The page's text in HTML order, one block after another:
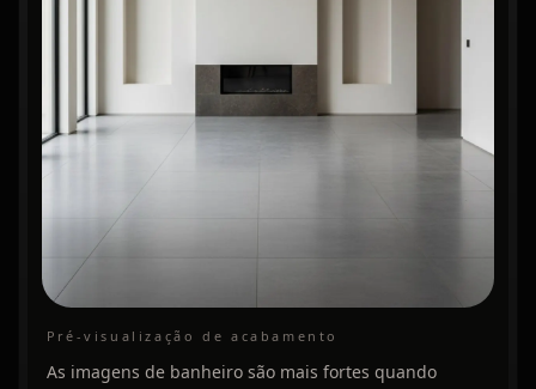
Pré‑visualização de acabamento
As imagens de banheiro são mais fortes quando